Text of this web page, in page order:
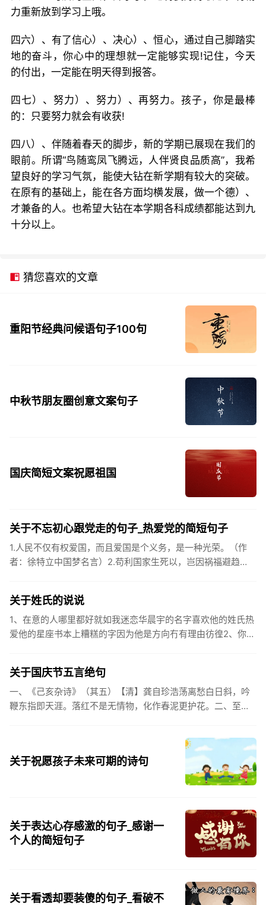
力重新放到学习上哦。
四六）、有了信心）、决心）、恒心，通过自己脚踏实
地的奋斗，你心中的理想就一定能够实现!记住，今天
的付出，一定能在明天得到报答。
四七）、努力）、努力）、再努力。孩子，你是最棒
的：只要努力就会有收获!
四八）、伴随着春天的脚步，新的学期已展现在我们的
眼前。所谓“鸟随鸾凤飞腾远，人伴贤良品质高”，我希
望良好的学习气氛，能使大钻在新学期有较大的突破。
在原有的基础上，能在各方面均横发展，做一个德）、
才兼备的人。也希望大钻在本学期各科成绩都能达到九
十分以上。
猜您喜欢的文章
重阳节经典问候语句子100句
中秋节朋友圈创意文案句子
国庆简短文案祝愿祖国
关于不忘初心跟党走的句子_热爱党的简短句子
1.人民不仅有权爱国，而且爱国是个义务，是一种光荣。（作
者：徐特立中国梦名言）2.苟利国家生死以，岂因祸福避趋
关于姓氏的说说
1、在意的人哪里都好就如我迷恋华晨宇的名字喜欢他的姓氏热
爱他的星座书本上糟糕的字因为他是方向冇有理由彷徨2、你的
关于国庆节五言绝句
一、《己亥杂诗》（其五）【清】龚自珍浩荡离愁白日斜，吟
鞭东指即天涯。落红不是无情物，化作春泥更护花。二、至今
关于祝愿孩子未来可期的诗句
关于表达心存感激的句子_感谢一
个人的简短句子
关于看透却要装傻的句子_看破不